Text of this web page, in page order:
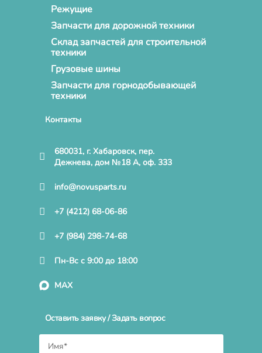
Режущие
Запчасти для дорожной техники
Склад запчастей для строительной
техники
Грузовые шины
Запчасти для горнодобывающей
техники
Контакты
680031, г. Хабаровск, пер.
Дежнева, дом №18 А, оф. 333
info@novusparts.ru
+7 (4212) 68-06-86
+7 (984) 298-74-68
Пн-Вс с 9:00 до 18:00
MAX
Оставить заявку / Задать вопрос